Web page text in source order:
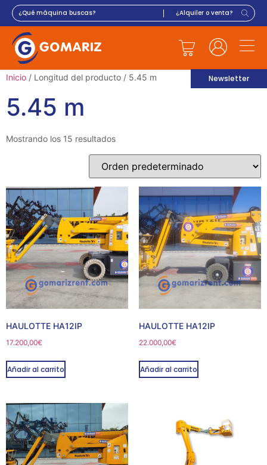
Newsletter
Inicio / Longitud del producto / 5.45 m
5.45 m
Mostrando los 15 resultados
HAULOTTE HA12IP
17.200,00€
Añadir al carrito
HAULOTTE HA12IP
22.000,00€
Añadir al carrito